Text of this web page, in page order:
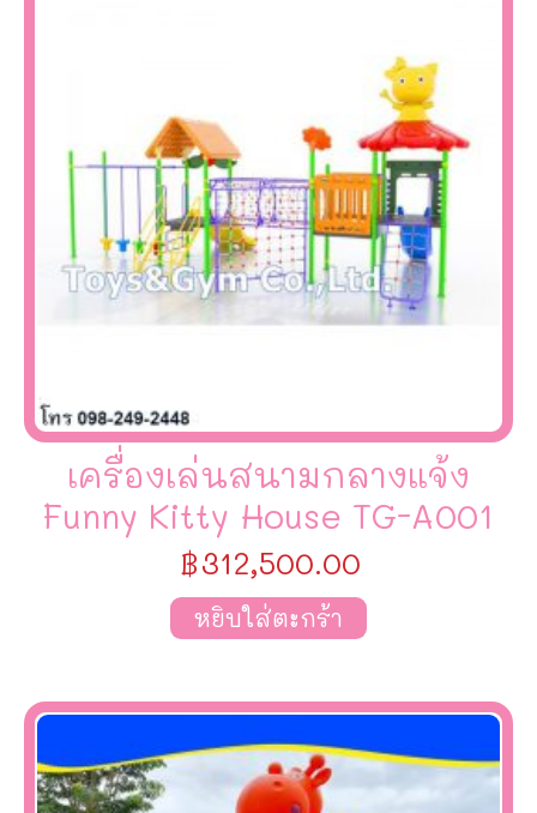
เครื่องเล่นสนามกลางแจ้ง
Funny Kitty House TG-A001
฿312,500.00
หยิบใส่ตะกร้า